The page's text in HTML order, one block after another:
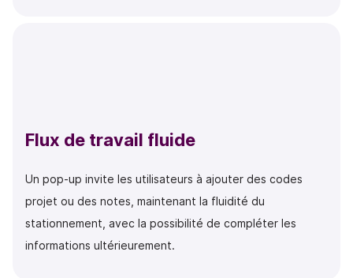
Flux de travail fluide
Un pop-up invite les utilisateurs à ajouter des codes
projet ou des notes, maintenant la fluidité du
stationnement, avec la possibilité de compléter les
informations ultérieurement.